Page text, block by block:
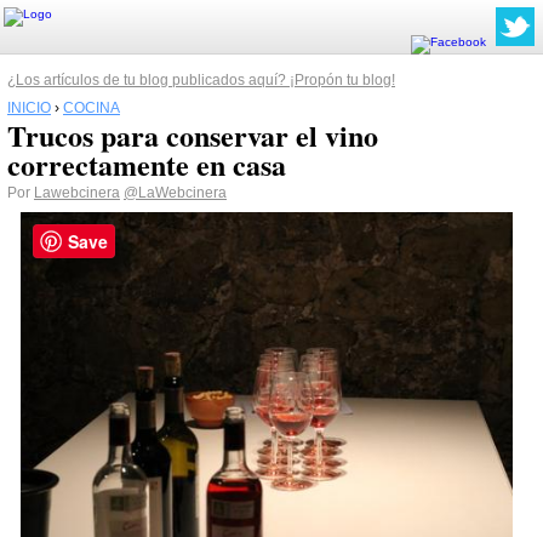
¿Los artículos de tu blog publicados aquí? ¡Propón tu blog!
INICIO › COCINA
Trucos para conservar el vino
correctamente en casa
Por Lawebcinera @LaWebcinera
Save